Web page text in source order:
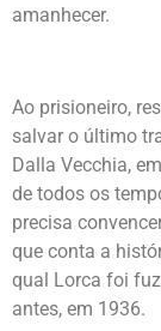
amanhecer.
Ao prisioneiro,
salvar o último
Dalla Vecchia,
de todos os
precisa
que conta a
qual Lorca foi
antes, em 1936.